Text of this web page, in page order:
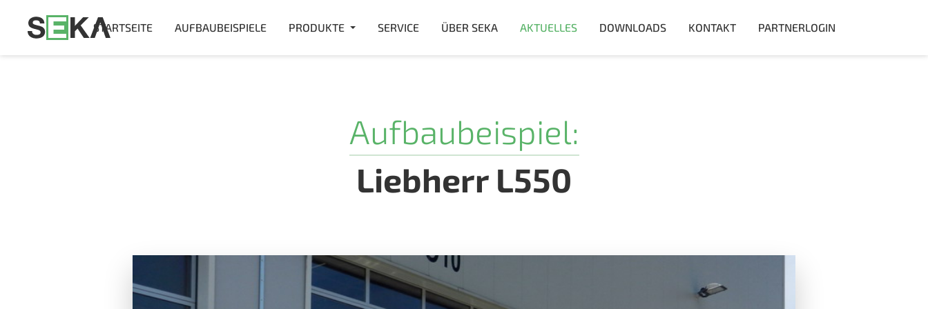
STARTSEITE AUFBAUBEISPIELE PRODUKTE SERVICE ÜBER SEKA AKTUELLES DOWNLOADS KONTAKT PARTNERLOGIN
Aufbaubeispiel:
Liebherr L550